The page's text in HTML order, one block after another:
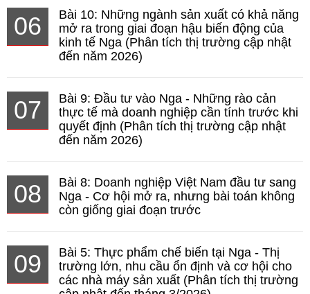
06
Bài 10: Những ngành sản xuất có khả năng
mở ra trong giai đoạn hậu biến động của
kinh tế Nga (Phân tích thị trường cập nhật
đến năm 2026)
07
Bài 9: Đầu tư vào Nga - Những rào cản
thực tế mà doanh nghiệp cần tính trước khi
quyết định (Phân tích thị trường cập nhật
đến năm 2026)
08
Bài 8: Doanh nghiệp Việt Nam đầu tư sang
Nga - Cơ hội mở ra, nhưng bài toán không
còn giống giai đoạn trước
09
Bài 5: Thực phẩm chế biến tại Nga - Thị
trường lớn, nhu cầu ổn định và cơ hội cho
các nhà máy sản xuất (Phân tích thị trường